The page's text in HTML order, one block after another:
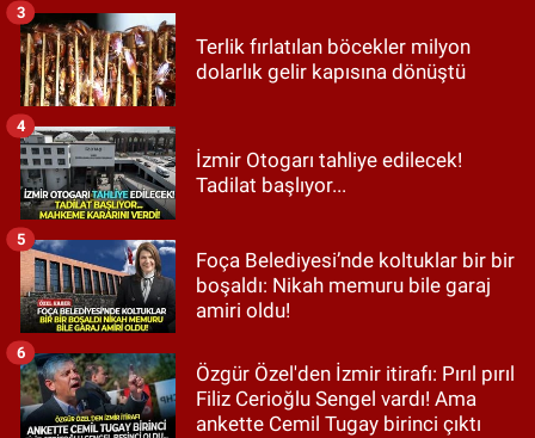
Terlik fırlatılan böcekler milyon
dolarlık gelir kapısına dönüştü
3
İzmir Otogarı tahliye edilecek!
Tadilat başlıyor...
4
Foça Belediyesi’nde koltuklar bir bir
boşaldı: Nikah memuru bile garaj
amiri oldu!
5
Özgür Özel'den İzmir itirafı: Pırıl pırıl
Filiz Cerioğlu Sengel vardı! Ama
ankette Cemil Tugay birinci çıktı
6